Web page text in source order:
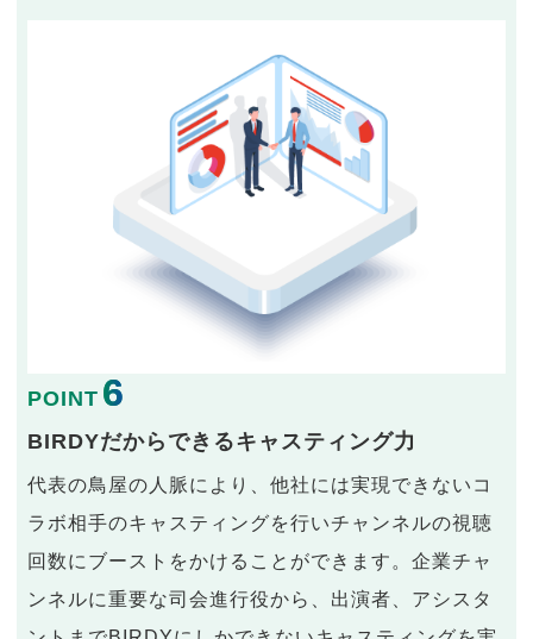
POINT 6
BIRDYだからできるキャスティング力
代表の鳥屋の人脈により、他社には実現できないコ
ラボ相手のキャスティングを行いチャンネルの視聴
回数にブーストをかけることができます。企業チャ
ンネルに重要な司会進行役から、出演者、アシスタ